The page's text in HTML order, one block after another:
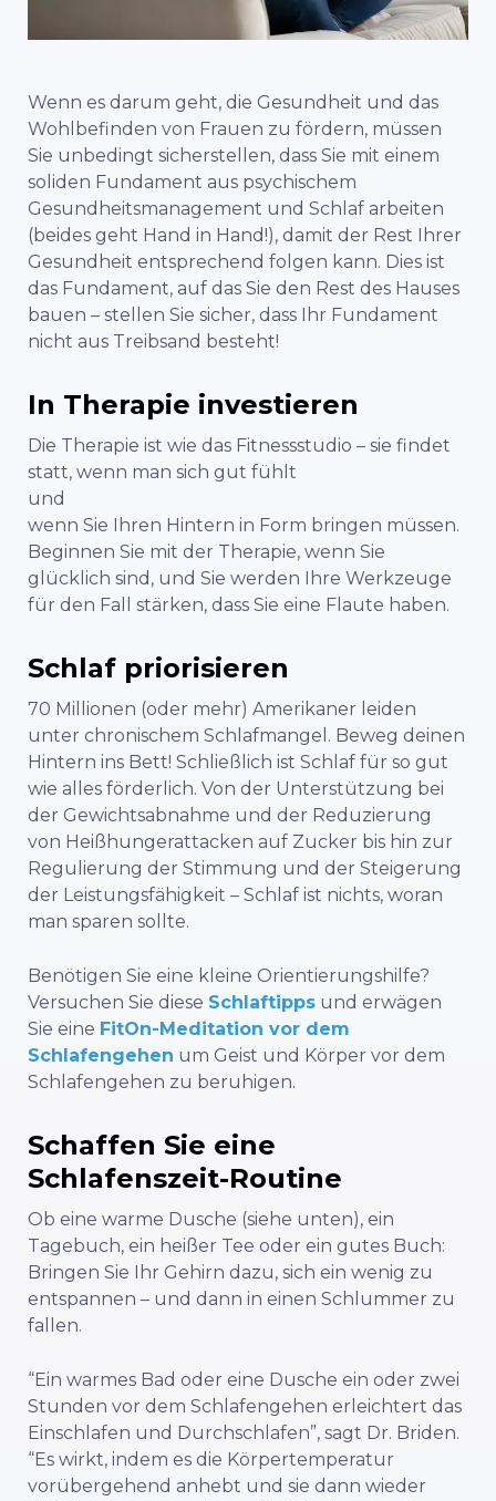
Wenn es darum geht, die Gesundheit und das
Wohlbefinden von Frauen zu fördern, müssen
Sie unbedingt sicherstellen, dass Sie mit einem
soliden Fundament aus psychischem
Gesundheitsmanagement und Schlaf arbeiten
(beides geht Hand in Hand!), damit der Rest Ihrer
Gesundheit entsprechend folgen kann. Dies ist
das Fundament, auf das Sie den Rest des Hauses
bauen – stellen Sie sicher, dass Ihr Fundament
nicht aus Treibsand besteht!
In Therapie investieren
Die Therapie ist wie das Fitnessstudio – sie findet
statt, wenn man sich gut fühlt
und
wenn Sie Ihren Hintern in Form bringen müssen.
Beginnen Sie mit der Therapie, wenn Sie
glücklich sind, und Sie werden Ihre Werkzeuge
für den Fall stärken, dass Sie eine Flaute haben.
Schlaf priorisieren
70 Millionen (oder mehr) Amerikaner leiden
unter chronischem Schlafmangel. Beweg deinen
Hintern ins Bett! Schließlich ist Schlaf für so gut
wie alles förderlich. Von der Unterstützung bei
der Gewichtsabnahme und der Reduzierung
von Heißhungerattacken auf Zucker bis hin zur
Regulierung der Stimmung und der Steigerung
der Leistungsfähigkeit – Schlaf ist nichts, woran
man sparen sollte.
Benötigen Sie eine kleine Orientierungshilfe?
Versuchen Sie diese Schlaftipps und erwägen
Sie eine FitOn-Meditation vor dem
Schlafengehen um Geist und Körper vor dem
Schlafengehen zu beruhigen.
Schaffen Sie eine
Schlafenszeit-Routine
Ob eine warme Dusche (siehe unten), ein
Tagebuch, ein heißer Tee oder ein gutes Buch:
Bringen Sie Ihr Gehirn dazu, sich ein wenig zu
entspannen – und dann in einen Schlummer zu
fallen.
“Ein warmes Bad oder eine Dusche ein oder zwei
Stunden vor dem Schlafengehen erleichtert das
Einschlafen und Durchschlafen”, sagt Dr. Briden.
“Es wirkt, indem es die Körpertemperatur
vorübergehend anhebt und sie dann wieder